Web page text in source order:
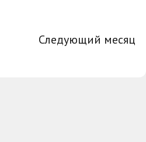
Следующий месяц